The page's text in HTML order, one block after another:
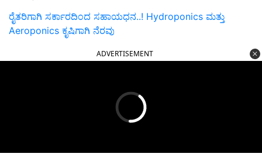
ರೈತರಿಗಾಗಿ ಸರ್ಕಾರದಿಂದ ಸಹಾಯಧನ..! Hydroponics ಮತ್ತು
Aeroponics ಕೃಷಿಗಾಗಿ ನೆರವು
ADVERTISEMENT